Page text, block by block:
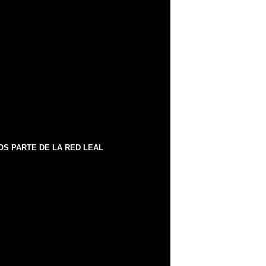
PARTE DE LA RED LEAL